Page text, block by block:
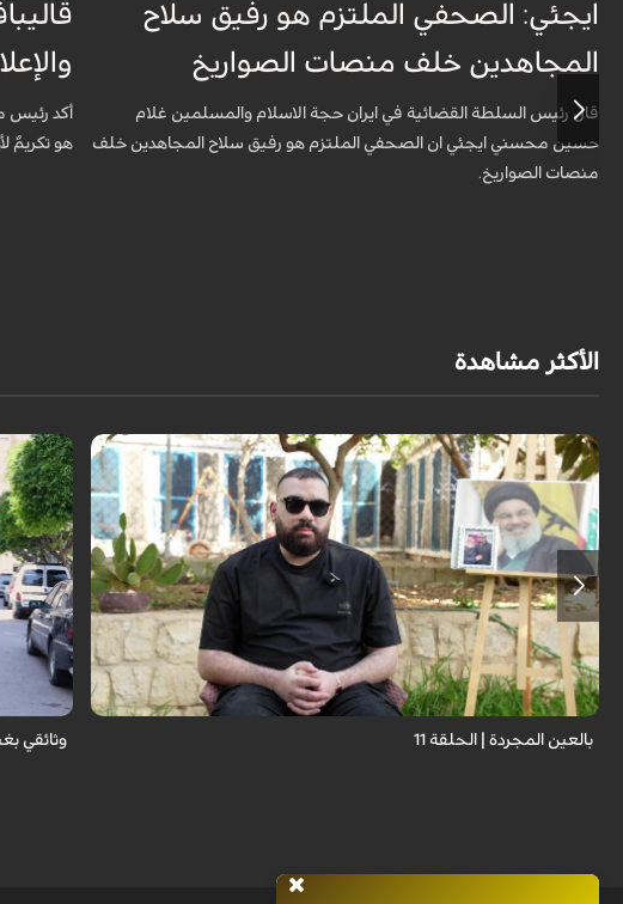
ايجئي: الصحفي الملتزم هو رفيق سلاح
المجاهدين خلف منصات الصواريخ
قال رئيس السلطة القضائية في ايران حجة الاسلام والمسلمين غلام
حسين محسني ايجئي ان الصحفي الملتزم هو رفيق سلاح المجاهدين خلف
منصات الصواريخ.
أكد رئيس
هو تكريمٌ
الأكثر مشاهدة
برنامج "بالعين المجردة" هو توثيق إنسانيٌّ شجاعٌ للحياة تحت وطأة الحرب، حيث
نستمع فيه إلى شهاداتٍ حيّةٍ لأشخاص عايشوا التفجيرات والدمار، فنرى بعيونهم
ت...
بالعين المجردة | الحلقة 11 وثائقي